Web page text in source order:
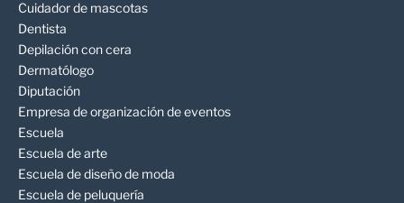
Cuidador de mascotas
Dentista
Depilación con cera
Dermatólogo
Diputación
Empresa de organización de eventos
Escuela
Escuela de arte
Escuela de diseño de moda
Escuela de peluquería